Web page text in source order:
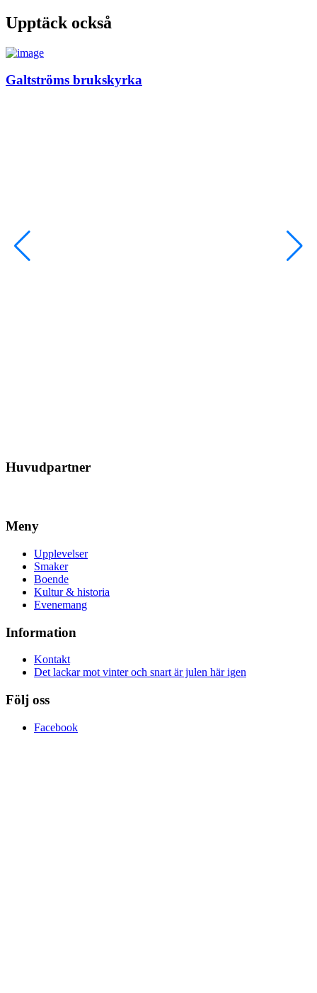
Upptäck också
Galtströms brukskyrka
Huvudpartner
Meny
Upplevelser
Smaker
Boende
Kultur & historia
Evenemang
Information
Kontakt
Det lackar mot vinter och snart är julen här igen
Följ oss
Facebook